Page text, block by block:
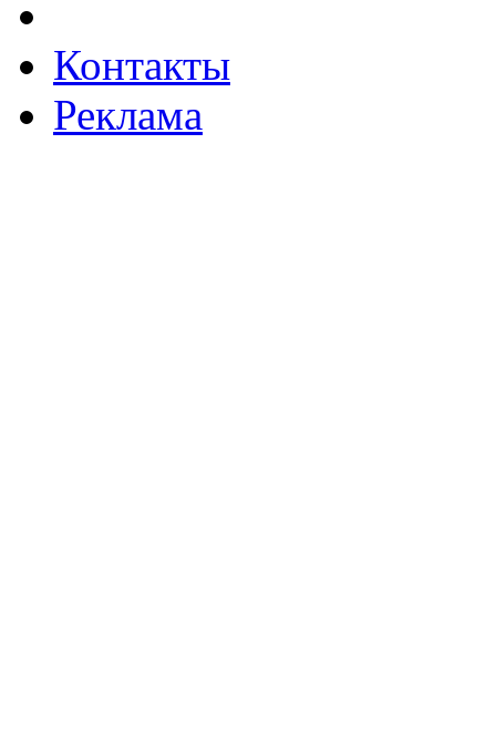
Контакты
Реклама